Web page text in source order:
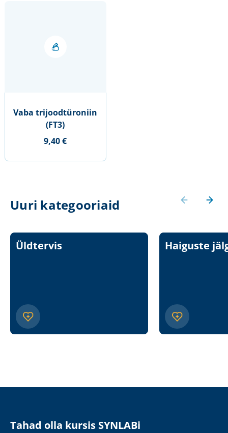
Vaba trijoodtüroniin
(FT3)
9,40 €
Uuri kategooriaid
Üldtervis Haiguste
Tahad olla kursis SYNLABi